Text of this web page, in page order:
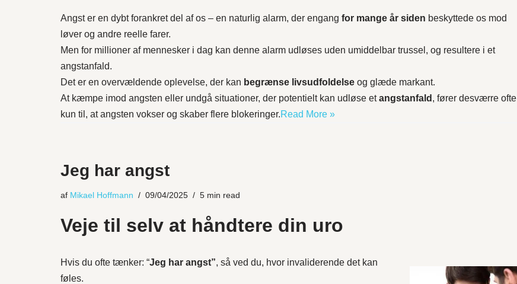
Angst er en dybt forankret del af os – en naturlig alarm, der engang for mange år siden beskyttede os mod
løver og andre reelle farer.
Men for millioner af mennesker i dag kan denne alarm udløses uden umiddelbar trussel, og resultere i et
angstanfald.
Det er en overvældende oplevelse, der kan begrænse livsudfoldelse og glæde markant.
At kæmpe imod angsten eller undgå situationer, der potentielt kan udløse etangstanfald , fører desværre ofte
kun til, at angsten vokser og skaber flere blokeringer.Read More »
Jeg har angst
af Mikael Hoffmann 09/04/2025 5 min read
Veje til selv at håndtere din uro
Hvis du ofte tænker: “Jeg har angst”, så ved du, hvor invaliderende det kan
føles.